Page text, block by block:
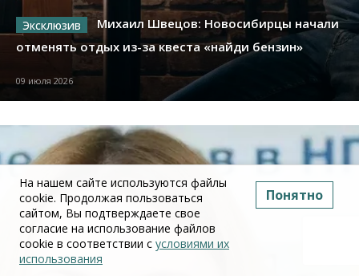
Михаил Швецов: Новосибирцы начали
отменять отдых из-за квеста «найди бензин»
09 июля 2026
На нашем сайте используются файлы
cookie. Продолжая пользоваться
сайтом, Вы подтверждаете свое
согласие на использование файлов
cookie в соответствии с условиями их
использования
Понятно